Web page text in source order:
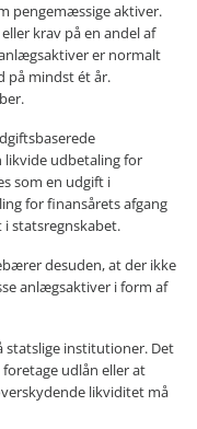
pengemæssige aktiver.
krav på en andel af
er normalt
på mindst ét år.
udbetaling for
som en udgift i
for finansårets afgang
statsregnskabet.
desuden, at der ikke
anlægsaktiver i form af
statslige institutioner. Det
udlån eller at
likviditet må